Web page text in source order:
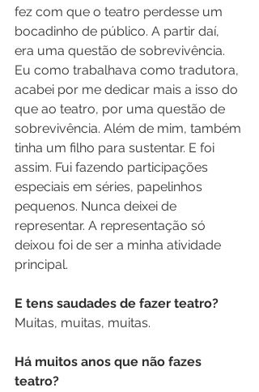
fez com que o teatro perdesse um
bocadinho de público. A partir daí,
era uma questão de sobrevivência.
Eu como trabalhava como tradutora,
acabei por me dedicar mais a isso do
que ao teatro, por uma questão de
sobrevivência. Além de mim, também
tinha um filho para sustentar. E foi
assim. Fui fazendo participações
especiais em séries, papelinhos
pequenos. Nunca deixei de
representar. A representação só
deixou foi de ser a minha atividade
principal.
E tens saudades de fazer teatro?
Muitas, muitas, muitas.
Há muitos anos que não fazes
teatro?